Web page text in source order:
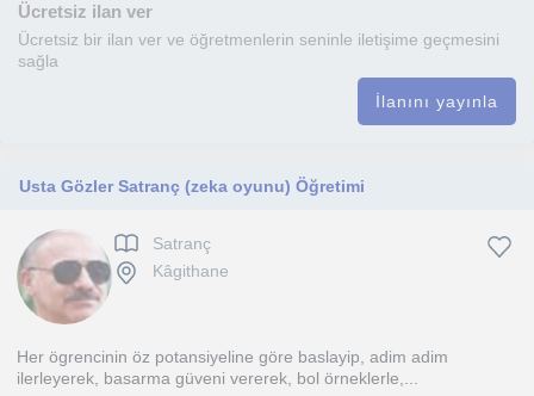
Ücretsiz ilan ver
Ücretsiz bir ilan ver ve öğretmenlerin seninle iletişime geçmesini
sağla
İlanını yayınla
Usta Gözler Satranç (zeka oyunu) Öğretimi
Satranç
Kâgithane
Her ögrencinin öz potansiyeline göre baslayip, adim adim
ilerleyerek, basarma güveni vererek, bol örneklerle,...